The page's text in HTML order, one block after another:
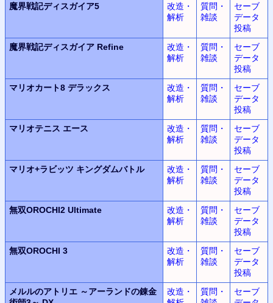
魔界戦記ディスガイア5
改造・
解析
質問・
雑談
セーブ
データ
投稿
魔界戦記ディスガイア Refine
改造・
解析
質問・
雑談
セーブ
データ
投稿
マリオカート8 デラックス
改造・
解析
質問・
雑談
セーブ
データ
投稿
マリオテニス エース
改造・
解析
質問・
雑談
セーブ
データ
投稿
マリオ+ラビッツ キングダムバトル
改造・
解析
質問・
雑談
セーブ
データ
投稿
無双OROCHI2 Ultimate
改造・
解析
質問・
雑談
セーブ
データ
投稿
無双OROCHI 3
改造・
解析
質問・
雑談
セーブ
データ
投稿
メルルのアトリエ ～アーランドの錬金
改造・
質問・
セーブ